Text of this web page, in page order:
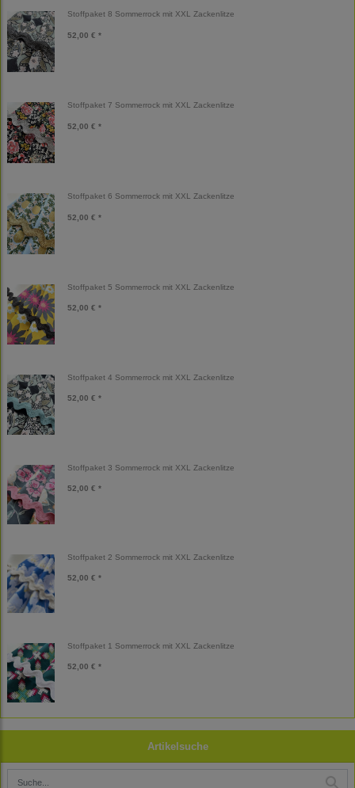
Stoffpaket 8 Sommerrock mit XXL Zackenlitze
52,00 € *
Stoffpaket 7 Sommerrock mit XXL Zackenlitze
52,00 € *
Stoffpaket 6 Sommerrock mit XXL Zackenlitze
52,00 € *
Stoffpaket 5 Sommerrock mit XXL Zackenlitze
52,00 € *
Stoffpaket 4 Sommerrock mit XXL Zackenlitze
52,00 € *
Stoffpaket 3 Sommerrock mit XXL Zackenlitze
52,00 € *
Stoffpaket 2 Sommerrock mit XXL Zackenlitze
52,00 € *
Stoffpaket 1 Sommerrock mit XXL Zackenlitze
52,00 € *
Artikelsuche